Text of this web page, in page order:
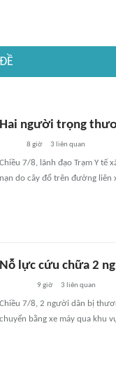
Hai người trọng
8 giờ 3 liên quan
Chiều 7/8, lãnh đạo Trạm Y tế
nạn do cây đổ trên đường liên
Nỗ lực cứu chữa 2
9 giờ 3 liên quan
Chiều 7/8, 2 người dân bị
chuyển bằng xe máy qua khu